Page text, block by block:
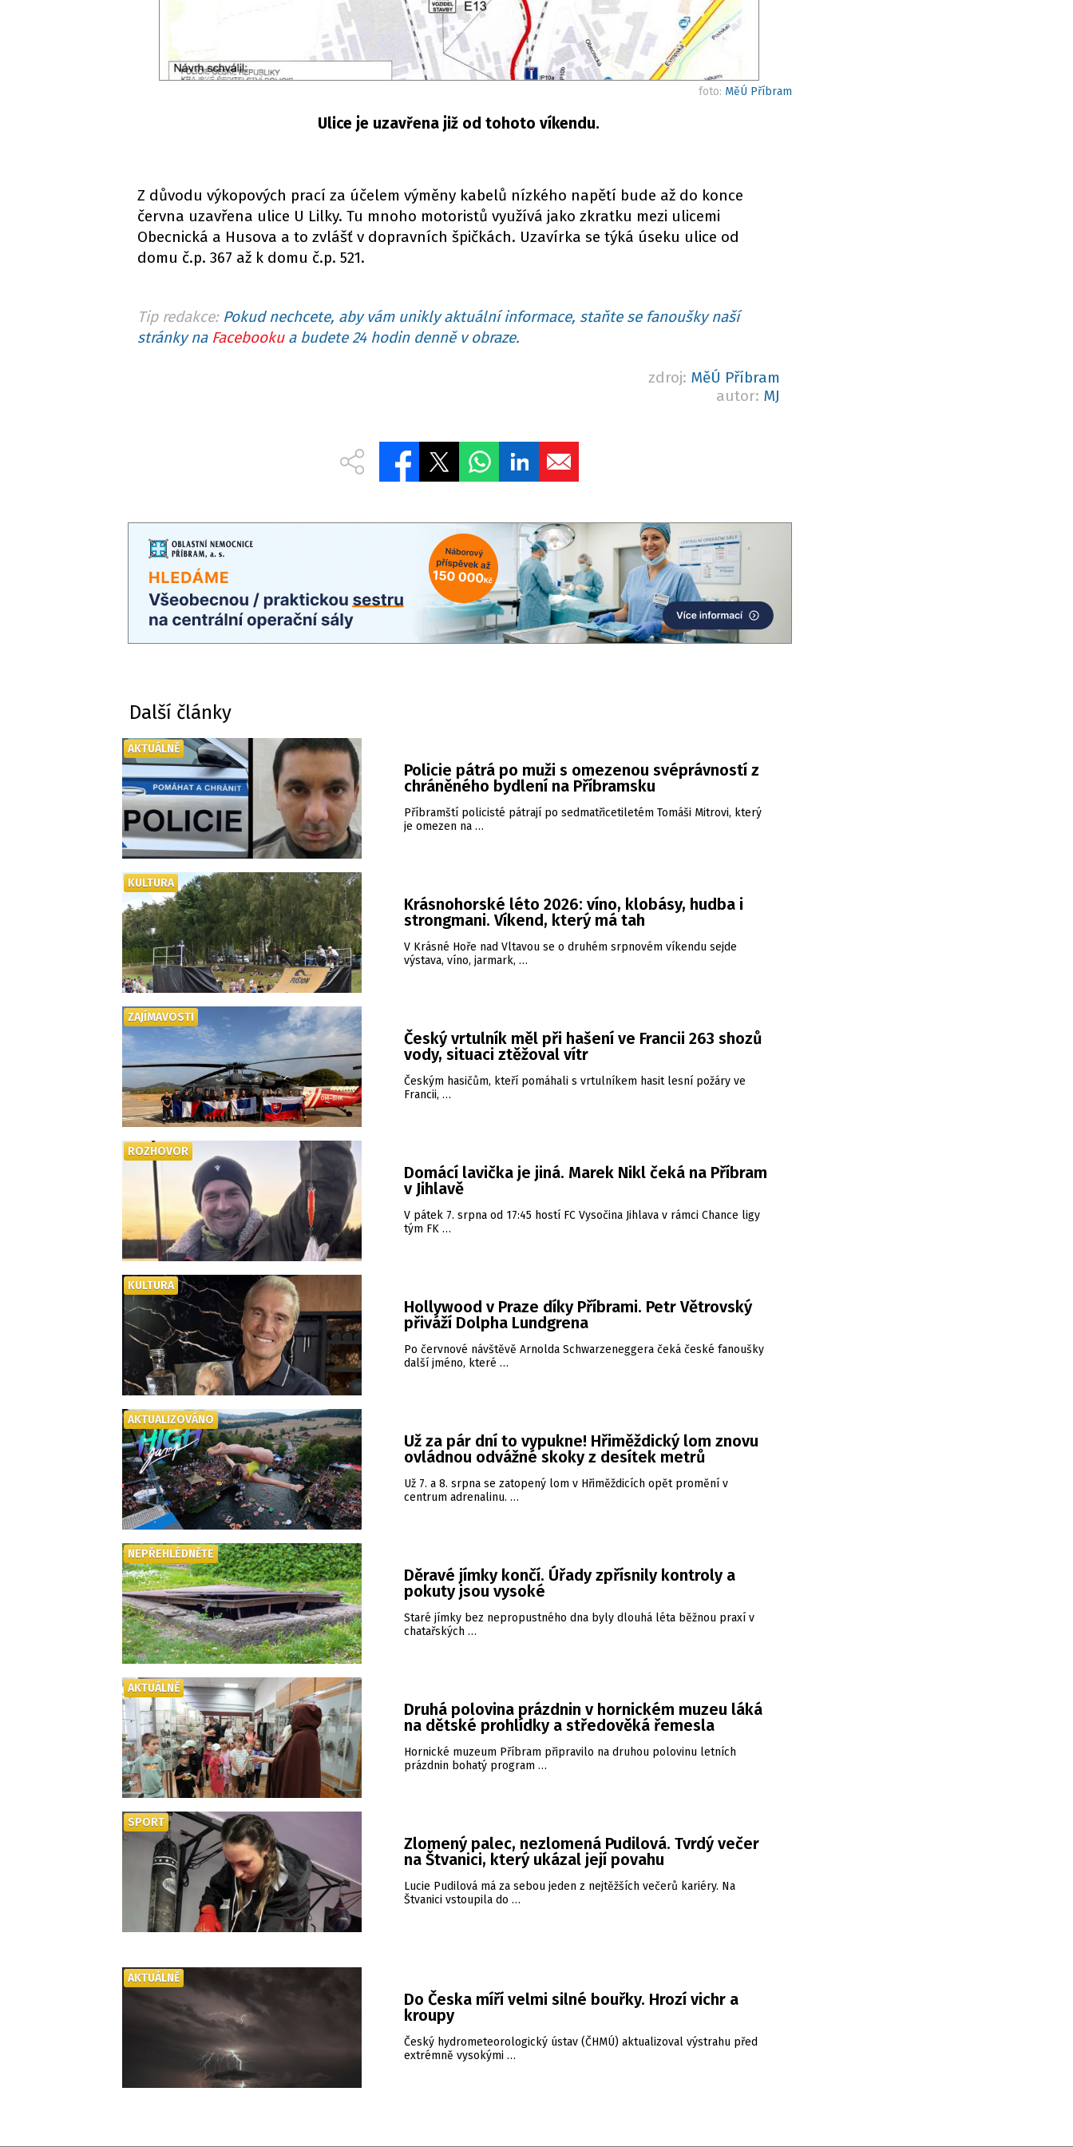
foto: MěÚ Příbram
Ulice je uzavřena již od tohoto víkendu.
Z důvodu výkopových prací za účelem výměny kabelů nízkého napětí bude až do konce
června uzavřena ulice U Lilky. Tu mnoho motoristů využívá jako zkratku mezi ulicemi
Obecnická a Husova a to zvlášť v dopravních špičkách. Uzavírka se týká úseku ulice od
domu č.p. 367 až k domu č.p. 521.
Tip redakce: Pokud nechcete, aby vám unikly aktuální informace, staňte se fanoušky naší
stránky na Facebookua budete 24 hodin denně v obraze.
zdroj: MěÚ Příbram
autor: MJ
Další články
Policie pátrá po muži s omezenou svéprávností z
chráněného bydlení na Příbramsku
Příbramští policisté pátrají po sedmatřicetiletém Tomáši Mitrovi, který
je omezen na …
AKTUÁLNĚ
Krásnohorské léto 2026: víno, klobásy, hudba i
strongmani. Víkend, který má tah
V Krásné Hoře nad Vltavou se o druhém srpnovém víkendu sejde
výstava, víno, jarmark, …
KULTURA
Český vrtulník měl při hašení ve Francii 263 shozů
vody, situaci ztěžoval vítr
Českým hasičům, kteří pomáhali s vrtulníkem hasit lesní požáry ve
Francii, …
ZAJÍMAVOSTI
Domácí lavička je jiná. Marek Nikl čeká na Příbram
v Jihlavě
V pátek 7. srpna od 17:45 hostí FC Vysočina Jihlava v rámci Chance ligy
tým FK …
ROZHOVOR
Hollywood v Praze díky Příbrami. Petr Větrovský
přiváží Dolpha Lundgrena
Po červnové návštěvě Arnolda Schwarzeneggera čeká české fanoušky
další jméno, které …
KULTURA
Už za pár dní to vypukne! Hřiměždický lom znovu
ovládnou odvážné skoky z desítek metrů
Už 7. a 8. srpna se zatopený lom v Hřiměždicích opět promění v
centrum adrenalinu. …
AKTUALIZOVÁNO
Děravé jímky končí. Úřady zpřísnily kontroly a
pokuty jsou vysoké
Staré jímky bez nepropustného dna byly dlouhá léta běžnou praxí v
chatařských …
NEPŘEHLÉDNĚTE
Druhá polovina prázdnin v hornickém muzeu láká
na dětské prohlídky a středověká řemesla
Hornické muzeum Příbram připravilo na druhou polovinu letních
prázdnin bohatý program …
AKTUÁLNĚ
Zlomený palec, nezlomená Pudilová. Tvrdý večer
na Štvanici, který ukázal její povahu
Lucie Pudilová má za sebou jeden z nejtěžších večerů kariéry. Na
Štvanici vstoupila do …
SPORT
Do Česka míří velmi silné bouřky. Hrozí vichr a
kroupy
Český hydrometeorologický ústav (ČHMÚ) aktualizoval výstrahu před
extrémně vysokými …
AKTUÁLNĚ